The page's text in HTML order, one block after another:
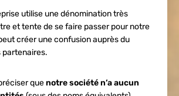
utilise une dénomination très
et tente de se faire passer pour notre
créer une confusion auprès du
partenaires.
quenotre société n’a aucun
:
une